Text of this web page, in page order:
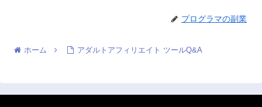
プログラマの副業
ホーム アダルトアフィリエイト ツールQ&A